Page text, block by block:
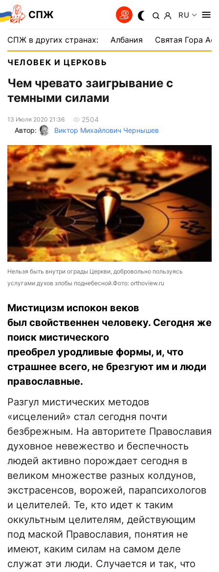
СПЖ RU
СПЖ в других странах: Албания Святая Гора
ЧЕЛОВЕК И ЦЕРКОВЬ
Чем чревато заигрывание с
темными силами
13 Июля 2020 21:36
2504
Автор:
Виктор Михайлович Чернышев
Нельзя быть внутри ограды Церкви, добровольно пользуясь
услугами духов злобы поднебесной.Фото: orthoview.ru
Мистицизм испокон веков
был свойственнен человеку. Сегодня же
поиск мистического
преобрел уродливые формы, и, что
страшнее всего, не брезгуют им и люди
православные.
Разгул мистических методов
«исцелений» стал сегодня почти
безбрежным. На авторитете Православия
духовное невежество и беспечность
людей активно порождает сегодня в
великом множестве разных колдунов,
экстрасенсов, ворожей, парапсихологов
и целителей. Те, кто идет к таким
оккультным целителям, действующим
под маской Православия, понятия не
имеют, каким силам на самом деле
служат эти люди. Случается и так, что